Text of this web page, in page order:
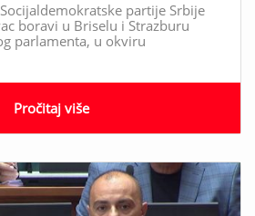
partije Srbije
boravi u Briselu i Strazburu
parlamenta, u okviru
Pročitaj više